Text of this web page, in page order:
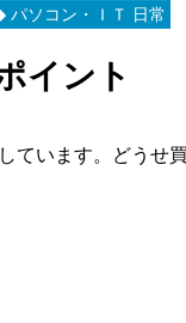
パソコン・ＩＴ 日常
イント
ています。どうせ